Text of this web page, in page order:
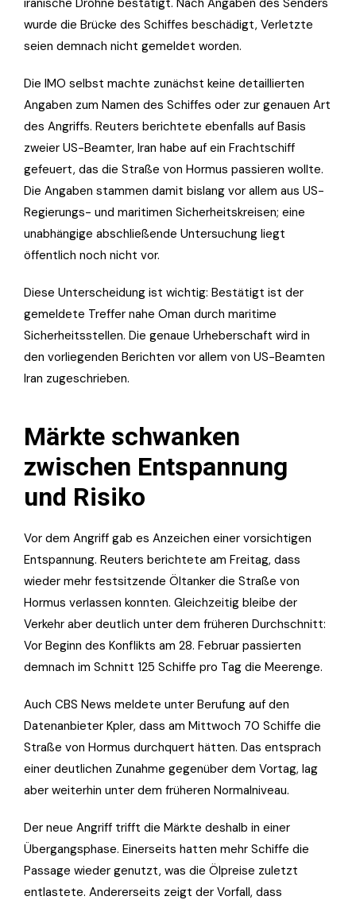
wurde die Brücke des Schiffes beschädigt, Verletzte
seien demnach nicht gemeldet worden.
Die IMO selbst machte zunächst keine detaillierten
Angaben zum Namen des Schiffes oder zur genauen Art
des Angriffs. Reuters berichtete ebenfalls auf Basis
zweier US-Beamter, Iran habe auf ein Frachtschiff
gefeuert, das die Straße von Hormus passieren wollte.
Die Angaben stammen damit bislang vor allem aus US-
Regierungs- und maritimen Sicherheitskreisen; eine
unabhängige abschließende Untersuchung liegt
öffentlich noch nicht vor.
Diese Unterscheidung ist wichtig: Bestätigt ist der
gemeldete Treffer nahe Oman durch maritime
Sicherheitsstellen. Die genaue Urheberschaft wird in
den vorliegenden Berichten vor allem von US-Beamten
Iran zugeschrieben.
Märkte schwanken
zwischen Entspannung
und Risiko
Vor dem Angriff gab es Anzeichen einer vorsichtigen
Entspannung. Reuters berichtete am Freitag, dass
wieder mehr festsitzende Öltanker die Straße von
Hormus verlassen konnten. Gleichzeitig bleibe der
Verkehr aber deutlich unter dem früheren Durchschnitt:
Vor Beginn des Konflikts am 28. Februar passierten
demnach im Schnitt 125 Schiffe pro Tag die Meerenge.
Auch CBS News meldete unter Berufung auf den
Datenanbieter Kpler, dass am Mittwoch 70 Schiffe die
Straße von Hormus durchquert hätten. Das entsprach
einer deutlichen Zunahme gegenüber dem Vortag, lag
aber weiterhin unter dem früheren Normalniveau.
Der neue Angriff trifft die Märkte deshalb in einer
Übergangsphase. Einerseits hatten mehr Schiffe die
Passage wieder genutzt, was die Ölpreise zuletzt
entlastete. Andererseits zeigt der Vorfall, dass